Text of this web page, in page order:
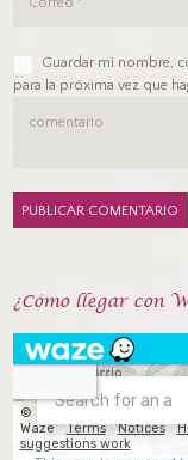
Guardar mi nombre,
para la próxima vez que
¿Cómo llegar con